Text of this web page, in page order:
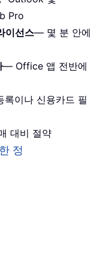
Pro
이선스— 몇 분 안에
— Office 앱 전반에
이나 신용카드 필
대비 절약
정